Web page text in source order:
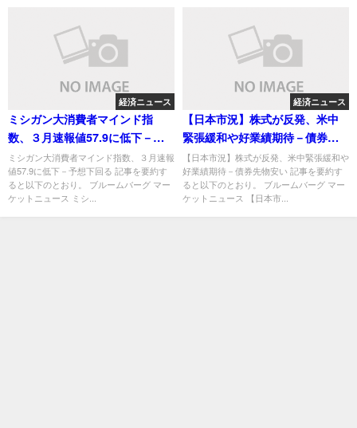
経済ニュース
ミシガン大消費者マインド指
数、３月速報値57.9に低下－予
想下回る
ミシガン大消費者マインド指数、３月速報
値57.9に低下－予想下回る 記事を要約す
ると以下のとおり。 ブルームバーグ マー
ケットニュース ミシ...
経済ニュース
【日本市況】株式が反発、米中
緊張緩和や好業績期待－債券先
物安い
【日本市況】株式が反発、米中緊張緩和や
好業績期待－債券先物安い 記事を要約す
ると以下のとおり。 ブルームバーグ マー
ケットニュース 【日本市...